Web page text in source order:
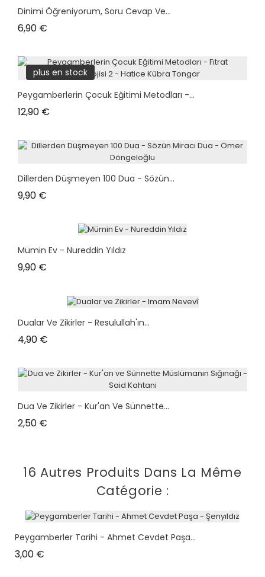
Dinimi Öğreniyorum, Soru Cevap Ve...
6,90 €
plus en stock
Peygamberlerin Çocuk Eğitimi Metodları -...
12,90 €
Dillerden Düşmeyen 100 Dua - Sözün...
9,90 €
Mümin Ev - Nureddin Yıldız
9,90 €
Dualar Ve Zikirler - Resulullah'ın...
4,90 €
Dua Ve Zikirler - Kur'an Ve Sünnette...
2,50 €
16 Autres Produits Dans La Même
Catégorie :
Peygamberler Tarihi - Ahmet Cevdet Paşa...
3,00 €